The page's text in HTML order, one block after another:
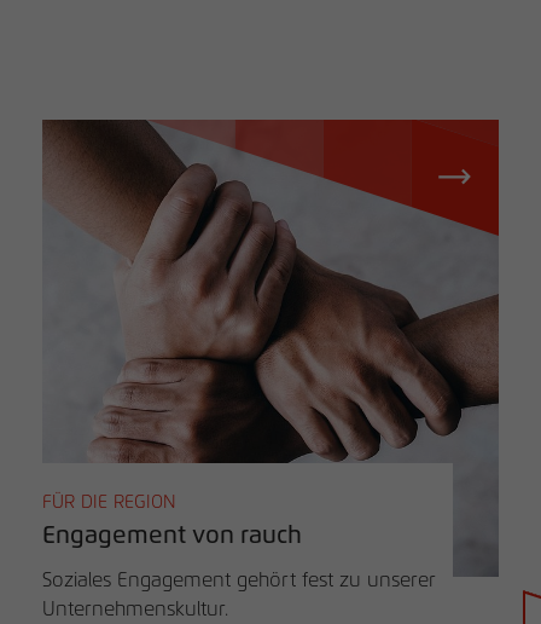
FÜR DIE REGION
Engagement von rauch
Soziales Engagement gehört fest zu unserer
Unternehmenskultur.